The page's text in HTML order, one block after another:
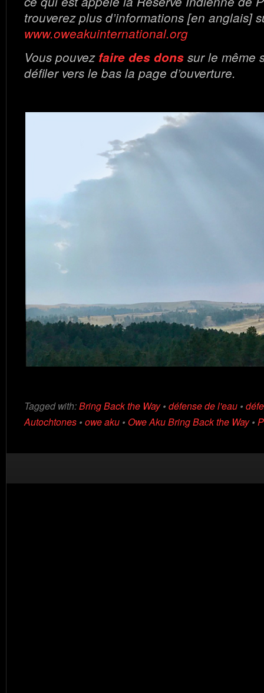
trouverez plus d’informations [en anglais]
www.oweakuinternational.org
Vous pouvez faire des dons sur le même
défiler vers le bas la page d’ouverture.
Tagged with:Bring Back the Way• défense de l'eau •
Autochtones • owe aku • Owe Aku Bring Back the Way•